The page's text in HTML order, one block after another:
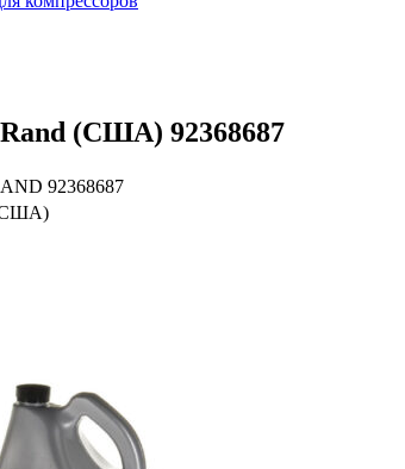
(США) 92368687
92368687
(США)